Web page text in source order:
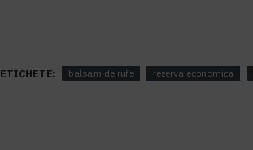
ETICHETE: balsam de rufe rezerva economica